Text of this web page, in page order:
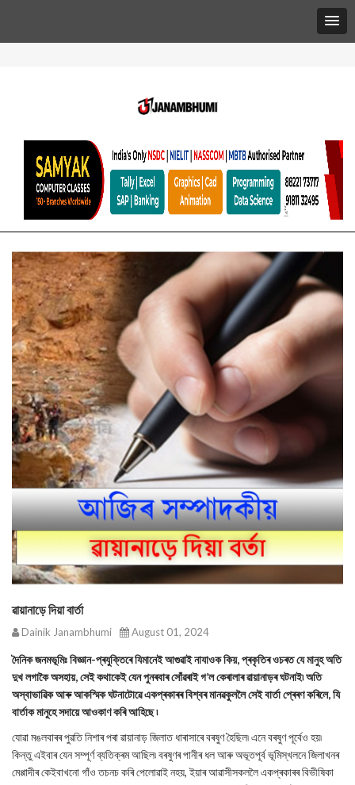
ৱায়ানাড়ে দিয়া বাৰ্তা
Dainik Janambhumi August 01, 2024
দৈনিক জনমভূমিঃ বিজ্ঞান-প্ৰযুক্তিৰে যিমানেই আগুৱাই নাযাওক কিয়, প্ৰকৃতিৰ ওচৰত যে মানুহ অতি
দুখ লগাকৈ অসহায়, সেই কথাকেই যেন পুনৰবাৰ সোঁৱৰাই গ’ল কেৰালাৰ ৱায়ানাড়ৰ ঘটনাই৷ অতি
অস্বাভাৱিক আৰু আকস্মিক ঘটনাটোৱে একপ্ৰকাৰৰ বিশ্বৰ মানৱকুললৈ সেই বাৰ্তা প্ৰেৰণ কৰিলে, যি
বাৰ্তাক মানুহে সদায়ে আওকাণ কৰি আহিছে ৷
যোৱা মঙলবাৰৰ পুৱতি নিশাৰ পৰা ৱায়ানাড় জিলাত ধাৰাসাৰে বৰষুণ হৈছিল৷ এনে বৰষুণ পূৰ্বেও হয়৷
কিন্তু এইবাৰ যেন সম্পূৰ্ণ ব্যতিক্ৰম আছিল৷ বৰষুণৰ পানীৰ ধল আৰু অভূতপূৰ্ব ভূমিস্খলনে জিলাখনৰ
মেপ্পাদীৰ কেইবাখনো গাঁও তচনচ কৰি পেলোৱাই নহয়, ইয়াৰ আৱাসীসকললৈ একপ্ৰকাৰৰ বিভীষিকা